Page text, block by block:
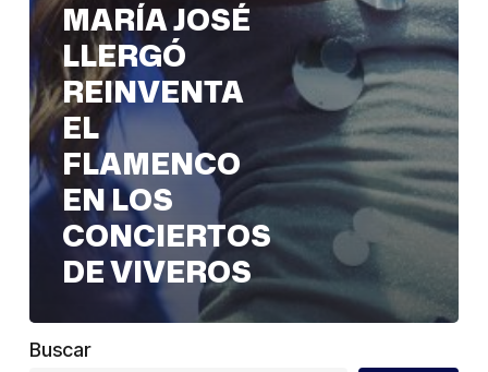
MARÍA JOSÉ
LLERGÓ
REINVENTA
EL
FLAMENCO
EN LOS
CONCIERTOS
DE VIVEROS
Buscar